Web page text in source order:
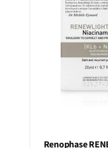
Renophase